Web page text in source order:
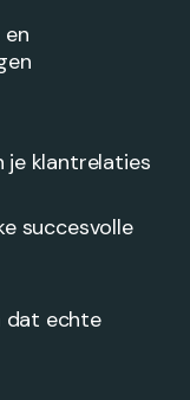
je klantrelaties
succesvolle
dat echte